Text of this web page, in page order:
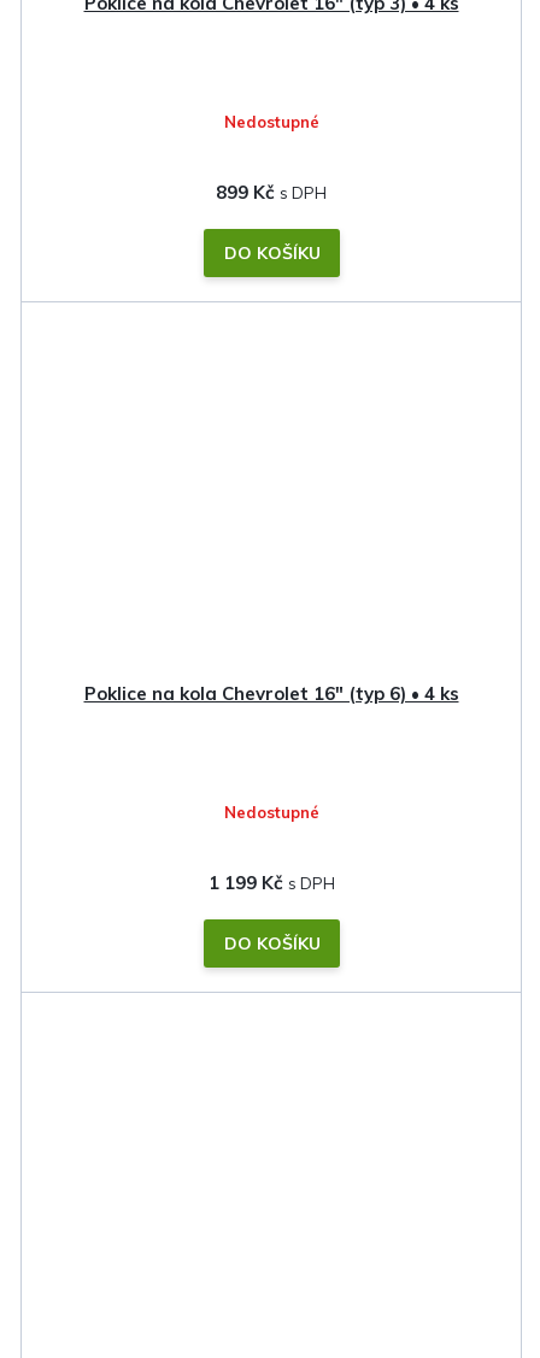
Nedostupné
899 Kč
DO KOŠÍKU
Poklice na kola Chevrolet 16" (typ 6) • 4 ks
Nedostupné
1 199 Kč
DO KOŠÍKU